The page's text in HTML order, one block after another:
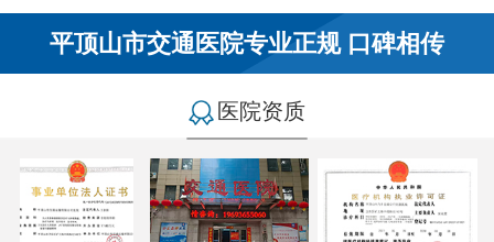
平顶山市交通医院专业正规 口碑相传
医院资质
小李：
医院环境不错，就是人有点多，多亏手机预约了，